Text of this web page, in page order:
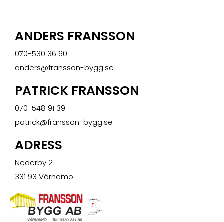
ANDERS FRANSSON
070-530 36 60
anders@fransson-bygg.se
PATRICK FRANSSON
070-548 91 39
patrick@fransson-bygg.se
ADRESS
Nederby 2
331 93 Värnamo